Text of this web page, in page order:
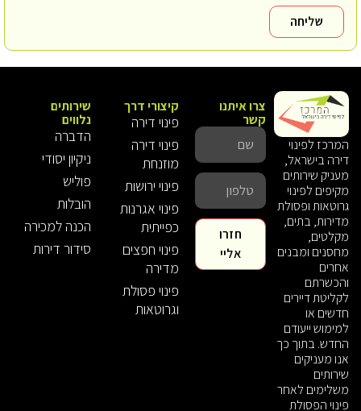
שליחה
המרכז לפינוי
דירה בישראל,
מעניק שירותים
מקיפים לפינוי
גרוטאות ופסולת
מדירות, בתים,
מקלטים,
מחסנים ומבנים
אחרים
והכשרתם
לקליטת דיירים
חדשים או
למימוש ייעודם
החדש. בתוך כך
אנו מעניקים
שירותים
משלימים לאחר
פינוי הפסולת
קיצורי דרך
פינוי דירה
פינוי דירה
מוזנחת
פינוי ירושות
פינוי אגרנות
כפייתית
פינוי חפצים
מדירה
פינוי פסולת
וגרוטאות
שירותים
נלווים
הדברה
ניקיון יסודי
פוליש
הובלות
הכנה למכירה
סידור דירות
צרו איתנו
קשר
חזרו
אליי